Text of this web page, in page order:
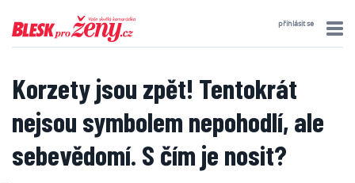
přihlásit se
Korzety jsou zpět! Tentokrát
nejsou symbolem nepohodlí, ale
sebevědomí. S čím je nosit?